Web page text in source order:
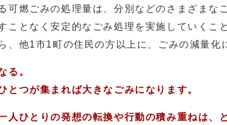
可燃ごみの処理量は、分別などのさまざまな
ことなく安定的なごみ処理を実施していくこ
、他1市1町の住民の方以上に、ごみの減量化
る。
とつが集まれば大きなごみになります。
人ひとりの発想の転換や行動の積み重ねは、